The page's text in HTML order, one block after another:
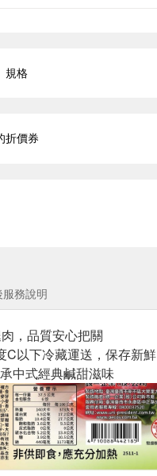
規格
折價券
務說明
，品質安心把關
C以下冷藏運送，保存新鮮
中式經典鹹甜滋味